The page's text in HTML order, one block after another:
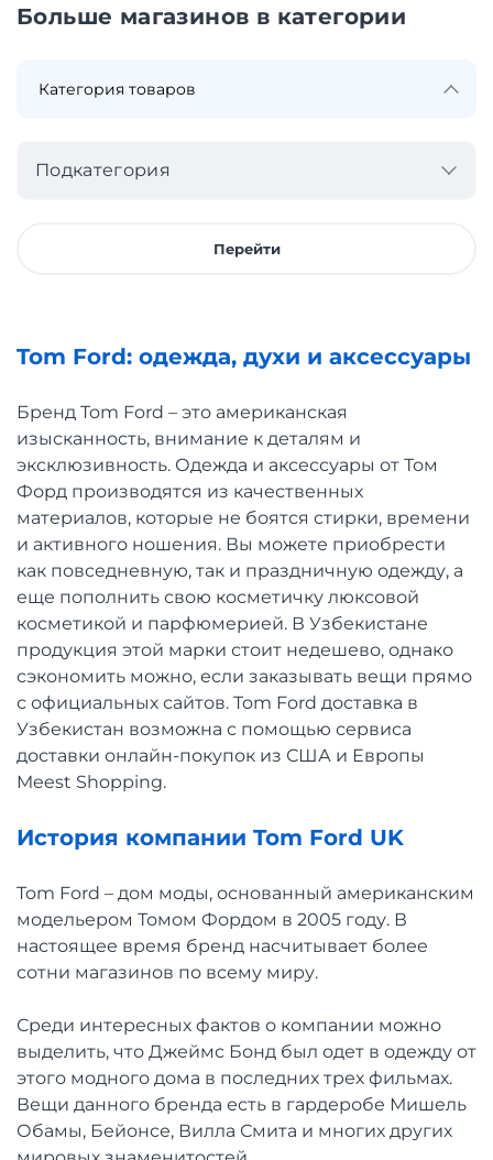
Больше магазинов в категории
Подкатегория
Перейти
Tom Ford: одежда, духи и аксессуары
Бренд Tom Ford – это американская
изысканность, внимание к деталям и
эксклюзивность. Одежда и аксессуары от Том
Форд производятся из качественных
материалов, которые не боятся стирки, времени
и активного ношения. Вы можете приобрести
как повседневную, так и праздничную одежду, а
еще пополнить свою косметичку люксовой
косметикой и парфюмерией. В Узбекистане
продукция этой марки стоит недешево, однако
сэкономить можно, если заказывать вещи прямо
с официальных сайтов. Tom Ford доставка в
Узбекистан возможна с помощью сервиса
доставки онлайн-покупок из США и Европы
Meest Shopping.
История компании Tom Ford UK
Tom Ford – дом моды, основанный американским
модельером Томом Фордом в 2005 году. В
настоящее время бренд насчитывает более
сотни магазинов по всему миру.
Среди интересных фактов о компании можно
выделить, что Джеймс Бонд был одет в одежду от
этого модного дома в последних трех фильмах.
Вещи данного бренда есть в гардеробе Мишель
Обамы, Бейонсе, Вилла Смита и многих других